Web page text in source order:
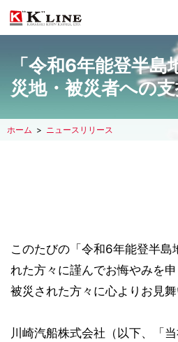
「令和6年能登半
災地・被災者への
ホーム ニュースリリース
このたびの「令和6年能登半島
れた方々に謹んでお悔やみを申
被災された方々に心よりお見舞
川崎汽船株式会社（以下、「